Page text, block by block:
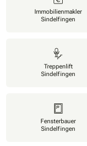
Immobilienmakler
Sindelfingen
Treppenlift
Sindelfingen
Fensterbauer
Sindelfingen